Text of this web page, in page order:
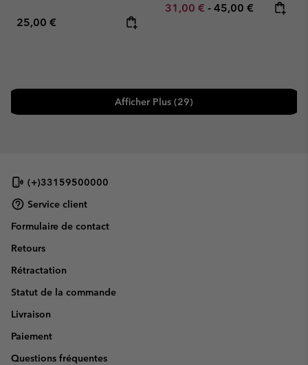
Regular price:
25,00 €
Minimum sale price:
31,00 € - Maximum price:
45,00 €
Afficher Plus (29)
(+)33159500000
Service client
Formulaire de contact
Retours
Rétractation
Statut de la commande
Livraison
Paiement
Questions fréquentes